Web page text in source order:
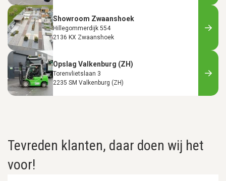
Showroom Zwaanshoek
Hillegommerdijk 554
2136 KX Zwaanshoek
Opslag Valkenburg (ZH)
Torenvlietslaan 3
2235 SM Valkenburg (ZH)
Tevreden klanten, daar doen wij het
voor!